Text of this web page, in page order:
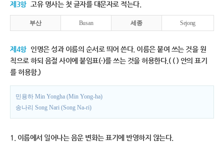
제3항 고유 명사는 첫 글자를 대문자로 적는다.
부산 Busan 세종 Sejong
제4항 인명은 성과 이름의 순서로 띄어 쓴다. 이름은 붙여 쓰는 것을 원
칙으로 하되 음절 사이에 붙임표(-)를 쓰는 것을 허용한다.( ( ) 안의 표기
를 허용함.)
민용하 Min Yongha (Min Yong-ha)
송나리 Song Nari (Song Na-ri)
1. 이름에서 일어나는 음운 변화는 표기에 반영하지 않는다.